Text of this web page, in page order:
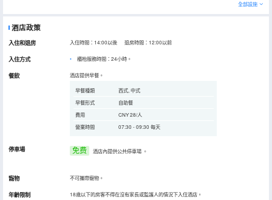
全部設施
酒店政策
入住和退房 入住時間：14:00以後 退房時間：12:00以前
入住方式 櫃枱服務時間：24小時。
餐飲 酒店提供早餐。
早餐種類
西式, 中式
早餐形式
自助餐
費用
CNY 28/人
營業時間
07:30 - 09:30 每天
停車場 免费 酒店內提供公共停車場 。
寵物 不可攜帶寵物。
年齡限制 18歲以下的房客不得在沒有家長或監護人的情況下入住酒店。